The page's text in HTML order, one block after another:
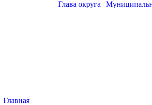
Глава округа
Главная